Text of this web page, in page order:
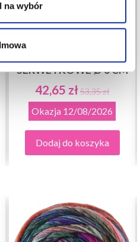
na wybór
SERWETKOWE Ø 6 CM
42,65 zł53,35 zł
Okazja 12/08/2026
Dodaj do koszyka